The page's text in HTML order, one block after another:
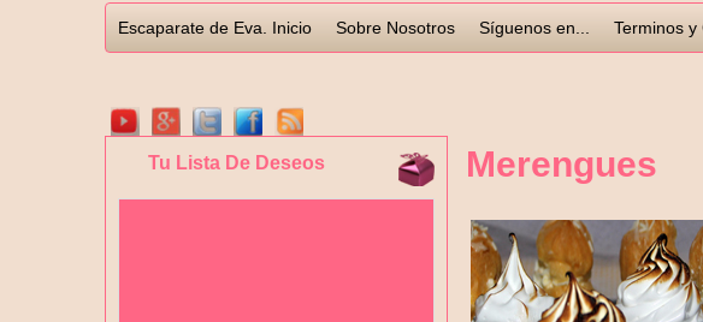
Escaparate de Eva. Inicio Sobre Nosotros Síguenos en... Terminos y
Merengues
Tu Lista De Deseos